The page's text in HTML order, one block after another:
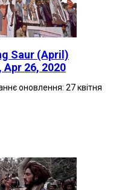
Saur (April)
26, 2020
оновлення: 27 квітня